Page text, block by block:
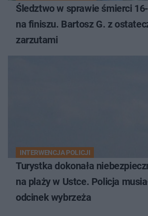
Śledztwo w sprawie śmierci
na finiszu. Bartosz G. z
zarzutami
INTERWENCJA POLICJI
Turystka dokonała
na plaży w Ustce. Policja
odcinek wybrzeża